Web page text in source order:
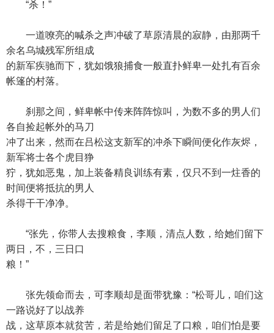
“杀！”
一道嘹亮的喊杀之声冲破了草原清晨的寂静，由那两千
余名乌城残军所组成
的新军疾驰而下，犹如饿狼捕食一般直扑鲜卑一处扎有百余
帐篷的村落。
刹那之间，鲜卑帐中传来阵阵惊叫，为数不多的男人们
各自捡起帐外的马刀
冲了出来，然而在吕松这支新军的冲杀下瞬间便化作灰烬，
新军将士各个虎目狰
狞，犹如恶鬼，加上装备精良训练有素，仅只不到一炷香的
时间便将抵抗的男人
杀得干干净净。
“张先，你带人去搜粮食，李顺，清点人数，给她们留下
两日，不，三日口
粮！”
张先领命而去，可李顺却是面带犹豫：“松哥儿，咱们这
一路说好了以战养
战，这草原本就贫苦，若是给她们留足了口粮，咱们怕是要